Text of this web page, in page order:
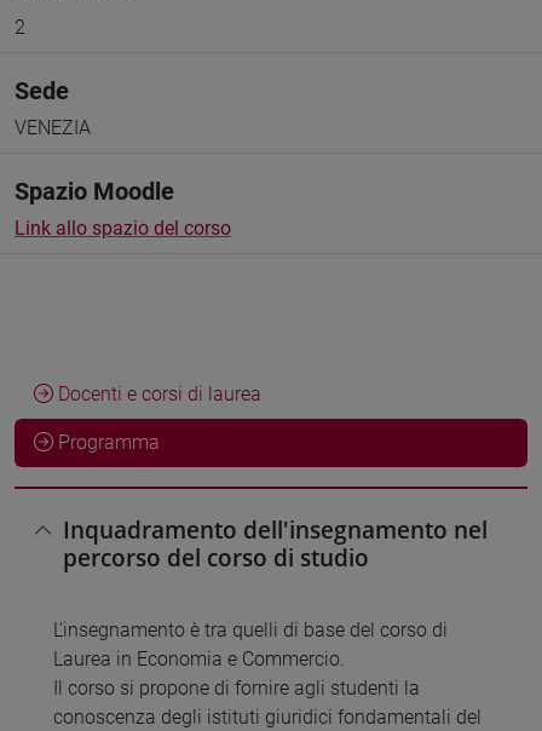
2
Sede
VENEZIA
Spazio Moodle
Link allo spazio del corso
Docenti e corsi di laurea
Programma
Inquadramento dell'insegnamento nel
percorso del corso di studio
L’insegnamento è tra quelli di base del corso di
Laurea in Economia e Commercio.
Il corso si propone di fornire agli studenti la
conoscenza degli istituti giuridici fondamentali del